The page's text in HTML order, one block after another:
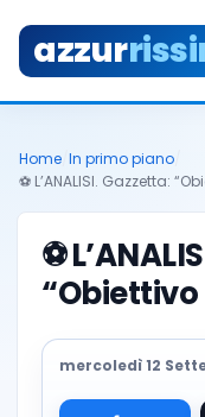
azzur
Home In primo piano
⚽️ L’ANALISI. Gazzetta:
⚽️
mercoledì 12